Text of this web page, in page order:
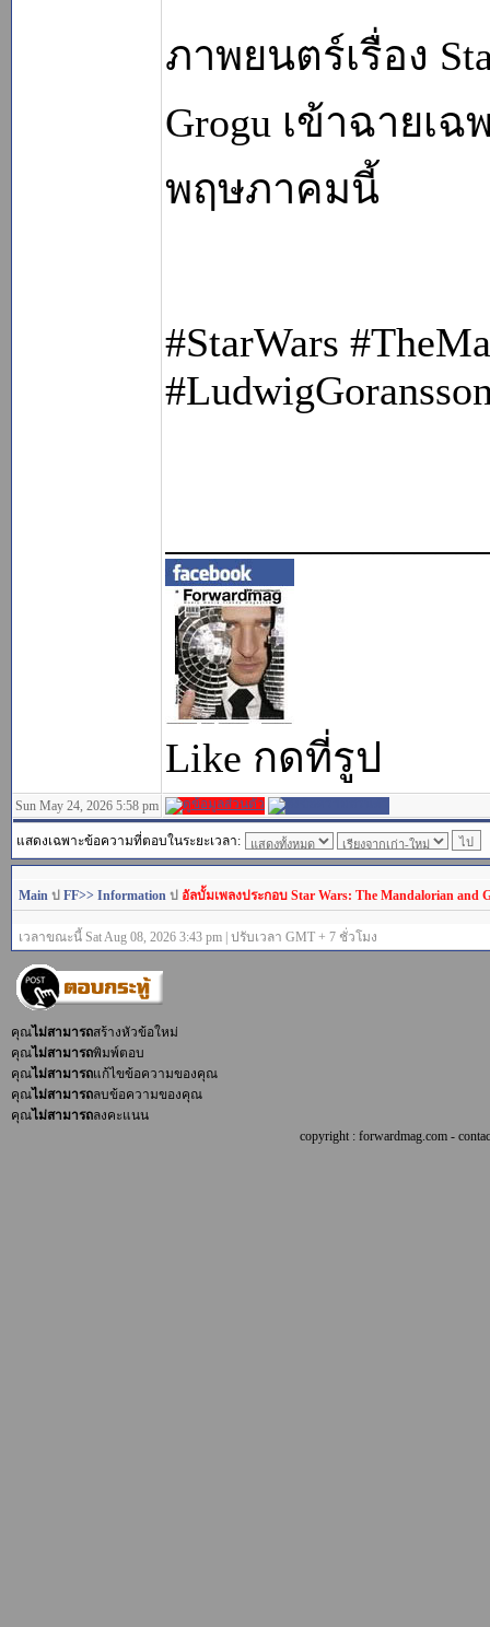
ภาพยนตร์เรื่อง
Grogu เข้าฉายเ
พฤษภาคมนี้
#StarWars
Like กดที่รูป
Sun May 24, 2026 5:58 pm
แสดงเฉพาะข้อความที่ตอบในระยะเวลา:
Main ป FF>> Information ป อัลบั้มเพลงประกอบ Star Wars: The Mandalorian and
เวลาขณะนี้ Sat Aug 08, 2026 3:43 pm | ปรับเวลา GMT + 7 ชั่วโมง
คุณไม่สามารถสร้างหัวข้อใหม่
คุณไม่สามารถพิมพ์ตอบ
คุณไม่สามารถแก้ไขข้อความของคุณ
คุณไม่สามารถลบข้อความของคุณ
คุณไม่สามารถลงคะแนน
copyright : forwardmag.com -